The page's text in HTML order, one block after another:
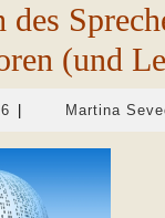
des
(und
21.
2016
Martina